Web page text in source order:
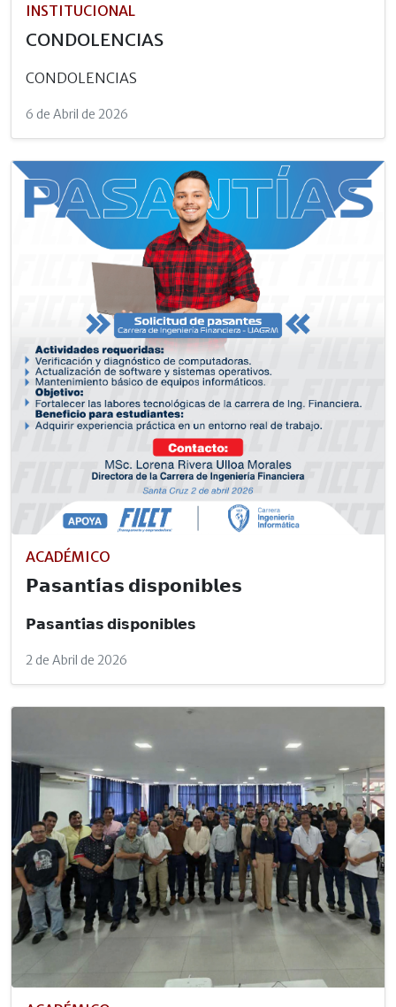
INSTITUCIONAL
CONDOLENCIAS
CONDOLENCIAS
6 de Abril de 2026
ACADÉMICO
𝗣𝗮𝘀𝗮𝗻𝘁𝗶́𝗮𝘀 𝗱𝗶𝘀𝗽𝗼𝗻𝗶𝗯𝗹𝗲𝘀
𝗣𝗮𝘀𝗮𝗻𝘁𝗶́𝗮𝘀 𝗱𝗶𝘀𝗽𝗼𝗻𝗶𝗯𝗹𝗲𝘀
2 de Abril de 2026